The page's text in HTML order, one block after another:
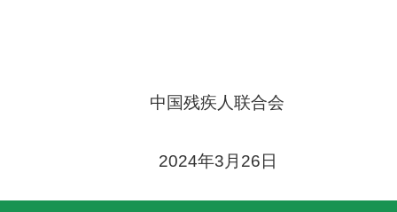
中国残疾人联合会
2024年3月26日